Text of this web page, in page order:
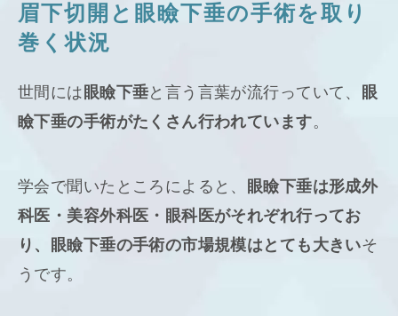
眉下切開と眼瞼下垂の手術を取り
巻く状況
世間には 眼瞼下垂と言う言葉が流行っていて、
眼
瞼下垂の手術がたくさん行われています。
学会で聞いたところによると、
眼瞼下垂は形成外
科医・美容外科医・眼科医がそれぞれ行ってお
り、眼瞼下垂の手術の市場規模はとても大きいそ
うです。